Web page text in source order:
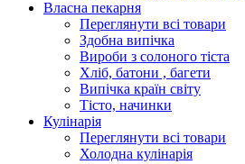
Власна пекарня
Переглянути всі товари
Здобна випічка
Вироби з солоного тіста
Хліб, батони , багети
Випічка країн світу
Тісто, начинки
Кулінарія
Переглянути всі товари
Холодна кулінарія